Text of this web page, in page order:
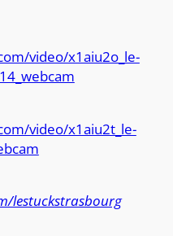
video/x1aiu2o_le-
video/x1aiu2t_le-
lestuckstrasbourg